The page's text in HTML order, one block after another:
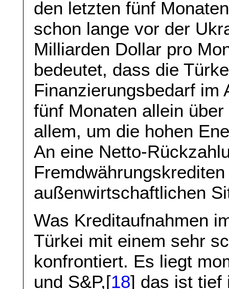
den letzten fünf
schon lange vor der
Milliarden Dollar pro
bedeutet, dass die
Finanzierungsbedarf im
fünf Monaten allein
allem, um die hohen
An eine Netto-
außenwirtschaftlichen
Was Kreditaufnahmen
Türkei mit einem sehr
konfrontiert. Es liegt
und S&P,[18] das ist tief